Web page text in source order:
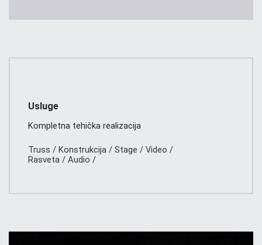
Usluge
Kompletna tehička realizacija
Truss / Konstrukcija / Stage / Video /
Rasveta / Audio /